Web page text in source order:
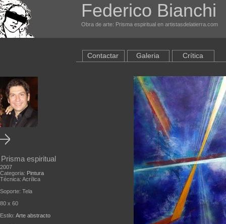
Federico Bianchi
Obra de arte: Prisma espiritual en artistasdelatierra.com
Prisma espiritual
2007
Categoria: Pintura
Técnica: Acrílica
Soporte: Tela
80 x 60
Estilo: Arte abstracto
Contactar Galeria Crítica